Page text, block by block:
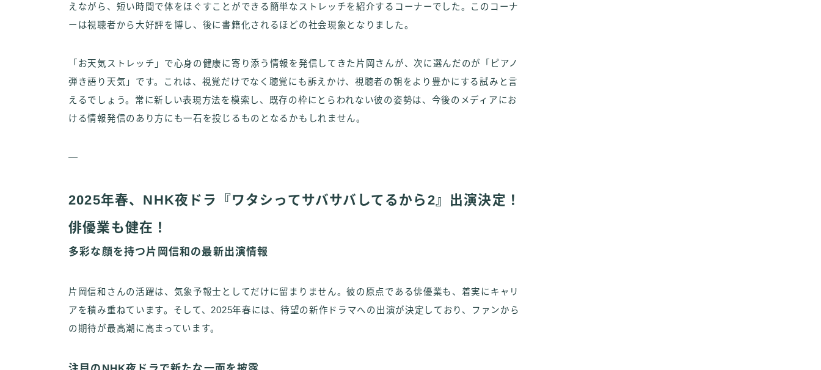
えながら、短い時間で体をほぐすことができる簡単なストレッチを紹介するコーナーでした。このコーナ
ーは視聴者から大好評を博し、後に書籍化されるほどの社会現象となりました。
「お天気ストレッチ」で心身の健康に寄り添う情報を発信してきた片岡さんが、次に選んだのが「ピアノ
弾き語り天気」です。これは、視覚だけでなく聴覚にも訴えかけ、視聴者の朝をより豊かにする試みと言
えるでしょう。常に新しい表現方法を模索し、既存の枠にとらわれない彼の姿勢は、今後のメディアにお
ける情報発信のあり方にも一石を投じるものとなるかもしれません。
—
2025年春、NHK夜ドラ『ワタシってサバサバしてるから2』出演決定！
俳優業も健在！
多彩な顔を持つ片岡信和の最新出演情報
片岡信和さんの活躍は、気象予報士としてだけに留まりません。彼の原点である俳優業も、着実にキャリ
アを積み重ねています。そして、2025年春には、待望の新作ドラマへの出演が決定しており、ファンから
の期待が最高潮に高まっています。